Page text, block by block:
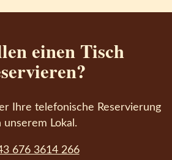
einen Tisch
Ihre telefonische Reservierung
unserem Lokal.
676 3614 266